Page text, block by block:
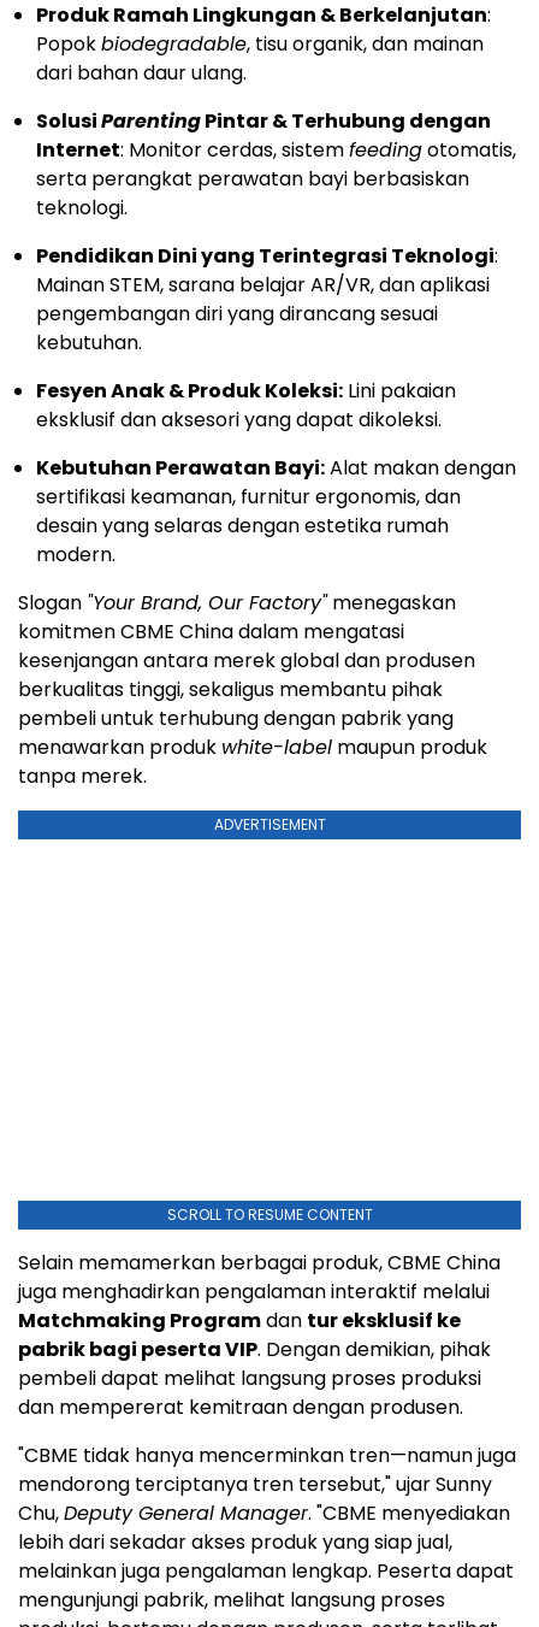
Produk Ramah Lingkungan & Berkelanjutan:
Popokbiodegradable, tisu organik, dan mainan
dari bahan daur ulang.
SolusiParentingPintar & Terhubung dengan
Internet: Monitor cerdas, sistemfeedingotomatis,
serta perangkat perawatan bayi berbasiskan
teknologi.
Pendidikan Dini yang Terintegrasi Teknologi:
Mainan STEM, sarana belajar AR/VR, dan aplikasi
pengembangan diri yang dirancang sesuai
kebutuhan.
Fesyen Anak & Produk Koleksi: Lini pakaian
eksklusif dan aksesori yang dapat dikoleksi.
Kebutuhan Perawatan Bayi:Alat makan dengan
sertifikasi keamanan, furnitur ergonomis, dan
desain yang selaras dengan estetika rumah
modern.
Slogan "Your Brand, Our Factory"menegaskan
komitmen CBME China dalam mengatasi
kesenjangan antara merek global dan produsen
berkualitas tinggi, sekaligus membantu pihak
pembeli untuk terhubung dengan pabrik yang
menawarkan produk white-label maupun produk
tanpa merek.
ADVERTISEMENT
SCROLL TO RESUME CONTENT
Selain memamerkan berbagai produk, CBME China
juga menghadirkan pengalaman interaktif melalui
Matchmaking Programdan tur eksklusif ke
pabrik bagi peserta VIP. Dengan demikian, pihak
pembeli dapat melihat langsung proses produksi
dan mempererat kemitraan dengan produsen.
"CBME tidak hanya mencerminkan tren—namun juga
mendorong terciptanya tren tersebut," ujar Sunny
Chu,Deputy General Manager. "CBME menyediakan
lebih dari sekadar akses produk yang siap jual,
melainkan juga pengalaman lengkap. Peserta dapat
mengunjungi pabrik, melihat langsung proses